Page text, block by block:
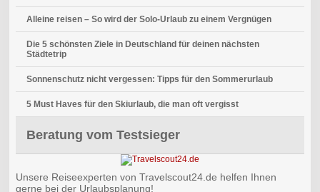
Alleine reisen – So wird der Solo-Urlaub zu einem Vergnügen
Die 5 schönsten Ziele in Deutschland für deinen nächsten
Städtetrip
Sonnenschutz nicht vergessen: Tipps für den Sommerurlaub
5 Must Haves für den Skiurlaub, die man oft vergisst
Beratung vom Testsieger
Unsere Reiseexperten von Travelscout24.de helfen Ihnen
gerne bei der Urlaubsplanung!